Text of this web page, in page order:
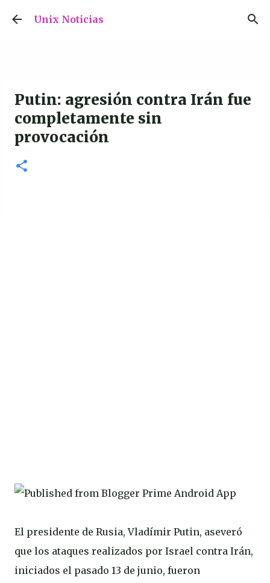
Ir al contenido principal
Unix Noticias
Putin: agresión contra Irán fue
completamente sin
provocación
El presidente de Rusia, Vladímir Putin, aseveró
que los ataques realizados por Israel contra Irán,
iniciados el pasado 13 de junio, fueron